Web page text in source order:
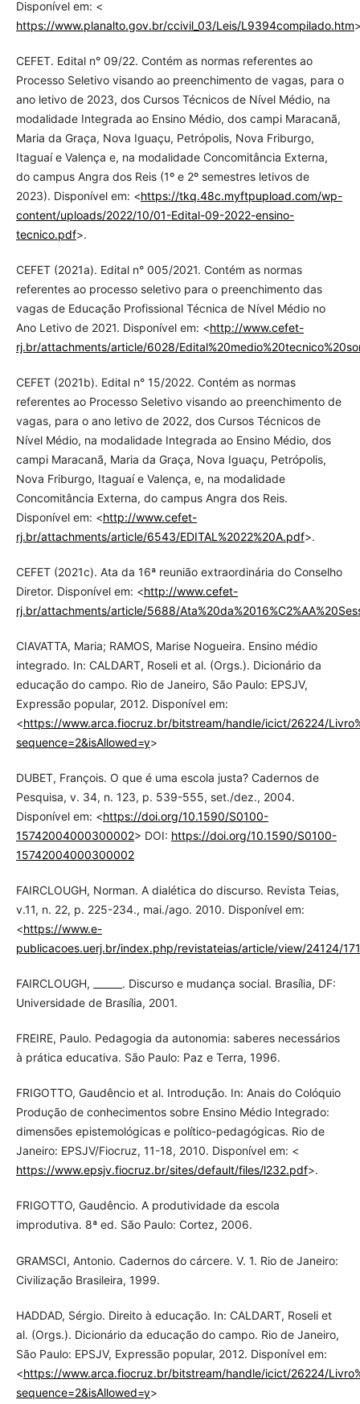
Disponível em: <
https://www.planalto.gov.br/ccivil_03/Leis/L9394compilado.htm
CEFET. Edital n° 09/22. Contém as normas referentes ao
Processo Seletivo visando ao preenchimento de vagas, para o
ano letivo de 2023, dos Cursos Técnicos de Nível Médio, na
modalidade Integrada ao Ensino Médio, dos campi Maracanã,
Maria da Graça, Nova Iguaçu, Petrópolis, Nova Friburgo,
Itaguaí e Valença e, na modalidade Concomitância Externa,
do campus Angra dos Reis (1º e 2º semestres letivos de
2023). Disponível em: <https://tkq.48c.myftpupload.com/wp-
content/uploads/2022/10/01-Edital-09-2022-ensino-
tecnico.pdf>.
CEFET (2021a). Edital n° 005/2021. Contém as normas
referentes ao processo seletivo para o preenchimento das
vagas de Educação Profissional Técnica de Nível Médio no
Ano Letivo de 2021. Disponível em: <http://www.cefet-
rj.br/attachments/article/6028/
CEFET (2021b). Edital n° 15/2022. Contém as normas
referentes ao Processo Seletivo visando ao preenchimento de
vagas, para o ano letivo de 2022, dos Cursos Técnicos de
Nível Médio, na modalidade Integrada ao Ensino Médio, dos
campi Maracanã, Maria da Graça, Nova Iguaçu, Petrópolis,
Nova Friburgo, Itaguaí e Valença, e, na modalidade
Concomitância Externa, do campus Angra dos Reis.
Disponível em: <http://www.cefet-
rj.br/attachments/article/6543/EDITAL%2022%20A.pdf>.
CEFET (2021c). Ata da 16ª reunião extraordinária do Conselho
Diretor. Disponível em: <http://www.cefet-
rj.br/attachments/article/5688/
CIAVATTA, Maria; RAMOS, Marise Nogueira. Ensino médio
integrado. In: CALDART, Roseli et al. (Orgs.). Dicionário da
educação do campo. Rio de Janeiro, São Paulo: EPSJV,
Expressão popular, 2012. Disponível em:
<https://www.arca.fiocruz.br/bitstream/handle/icict/26224/
sequence=2&isAllowed=y>
DUBET, François. O que é uma escola justa? Cadernos de
Pesquisa, v. 34, n. 123, p. 539-555, set./dez., 2004.
Disponível em: <https://doi.org/10.1590/S0100-
15742004000300002> DOI: https://doi.org/10.1590/S0100-
15742004000300002
FAIRCLOUGH, Norman. A dialética do discurso. Revista Teias,
v.11, n. 22, p. 225-234., mai./ago. 2010. Disponível em:
<https://www.e-
publicacoes.uerj.br/index.php/revistateias/article/view/24124/
FAIRCLOUGH, ______. Discurso e mudança social. Brasília, DF:
Universidade de Brasília, 2001.
FREIRE, Paulo. Pedagogia da autonomia: saberes necessários
à prática educativa. São Paulo: Paz e Terra, 1996.
FRIGOTTO, Gaudêncio et al. Introdução. In: Anais do Colóquio
Produção de conhecimentos sobre Ensino Médio Integrado:
dimensões epistemológicas e político-pedagógicas. Rio de
Janeiro: EPSJV/Fiocruz, 11-18, 2010. Disponível em: <
https://www.epsjv.fiocruz.br/sites/default/files/l232.pdf>.
FRIGOTTO, Gaudêncio. A produtividade da escola
improdutiva. 8ª ed. São Paulo: Cortez, 2006.
GRAMSCI, Antonio. Cadernos do cárcere. V. 1. Rio de Janeiro:
Civilização Brasileira, 1999.
HADDAD, Sérgio. Direito à educação. In: CALDART, Roseli et
al. (Orgs.). Dicionário da educação do campo. Rio de Janeiro,
São Paulo: EPSJV, Expressão popular, 2012. Disponível em:
<https://www.arca.fiocruz.br/bitstream/handle/icict/26224/
sequence=2&isAllowed=y>